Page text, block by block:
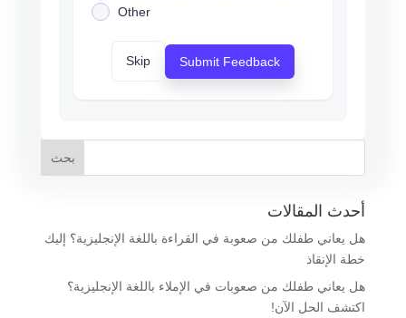
Other
Submit Feedback
Skip
أحدث المقالات
هل يعاني طفلك من صعوبة في القراءة باللغة الإنجليزية؟ إليك
خطة الإنقاذ
هل يعاني طفلك من صعوبات في الإملاء باللغة الإنجليزية؟
اكتشف الحل الآن!